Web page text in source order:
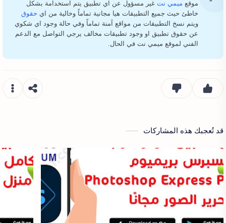
موقع ميمي نت غير مسؤول عن اي تطبيق يتم استخدامة بشكل
خاطئ حيث جميع التطبيقات هيا مجانية تماماً وخالية من اي حقوق
ويتم نسخ التطبيقات من مواقع آمنة تماماً وفي حالة وجود اي شكوي
عن حقوق تطبيق او وجود تطبيقات مخالف يرجي التواصل مع الدعم
الفني لموقع ميمي نت في الحال.
قد تُعجبك هذه المشاركات